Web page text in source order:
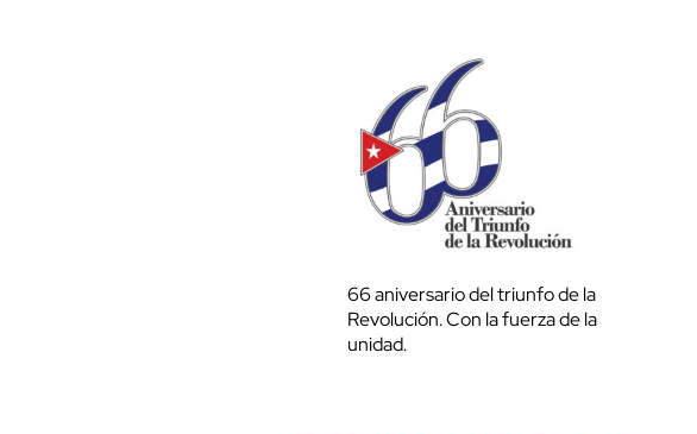
66 aniversario del triunfo de la
Revolución. Con la fuerza de la
unidad.